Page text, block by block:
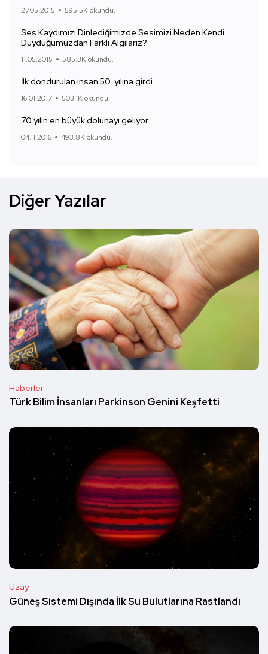
27.05.2015 595.5K okundu.
Ses Kaydımızı Dinlediğimizde Sesimizi Neden Kendi
Duyduğumuzdan Farklı Algılarız?
11.05.2015 585.3K okundu.
İlk dondurulan insan 50. yılına girdi
16.01.2017 503.1K okundu.
70 yılın en büyük dolunayı geliyor
04.11.2016 493.8K okundu.
Diğer Yazılar
Haberler
Türk Bilim İnsanları Parkinson Genini Keşfetti
Uzay
Güneş Sistemi Dışında İlk Su Bulutlarına Rastlandı